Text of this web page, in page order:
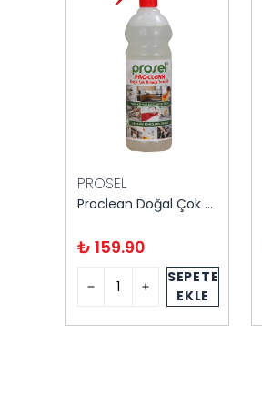
PROSEL
Proclean Doğal Çok Amaçlı Temizleyici 1 kg
₺ 159.90
SEPETE
EKLE